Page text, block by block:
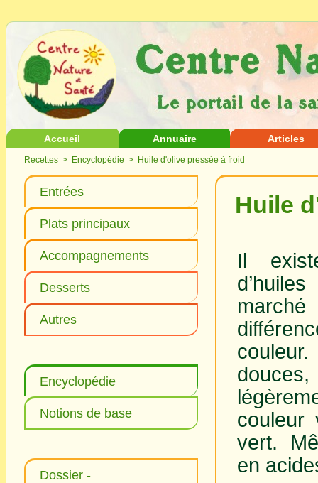
Accueil Annuaire Articles
Recettes > Encyclopédie > Huile d'olive pressée à froid
Entrées
Plats principaux
Accompagnements
Desserts
Autres
Encyclopédie
Notions de base
Dossier -
Huile
Il
couleur
vert.
en